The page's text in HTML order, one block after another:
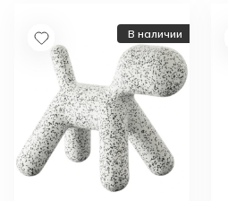
В наличии